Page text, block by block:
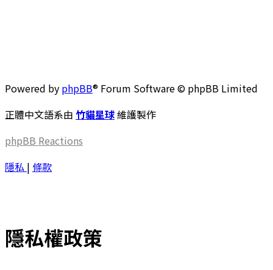
Powered by phpBB® Forum Software © phpBB Limited
正體中文語系由 竹貓星球維護製作
phpBB Reactions
隱私 | 條款
隱私權政策